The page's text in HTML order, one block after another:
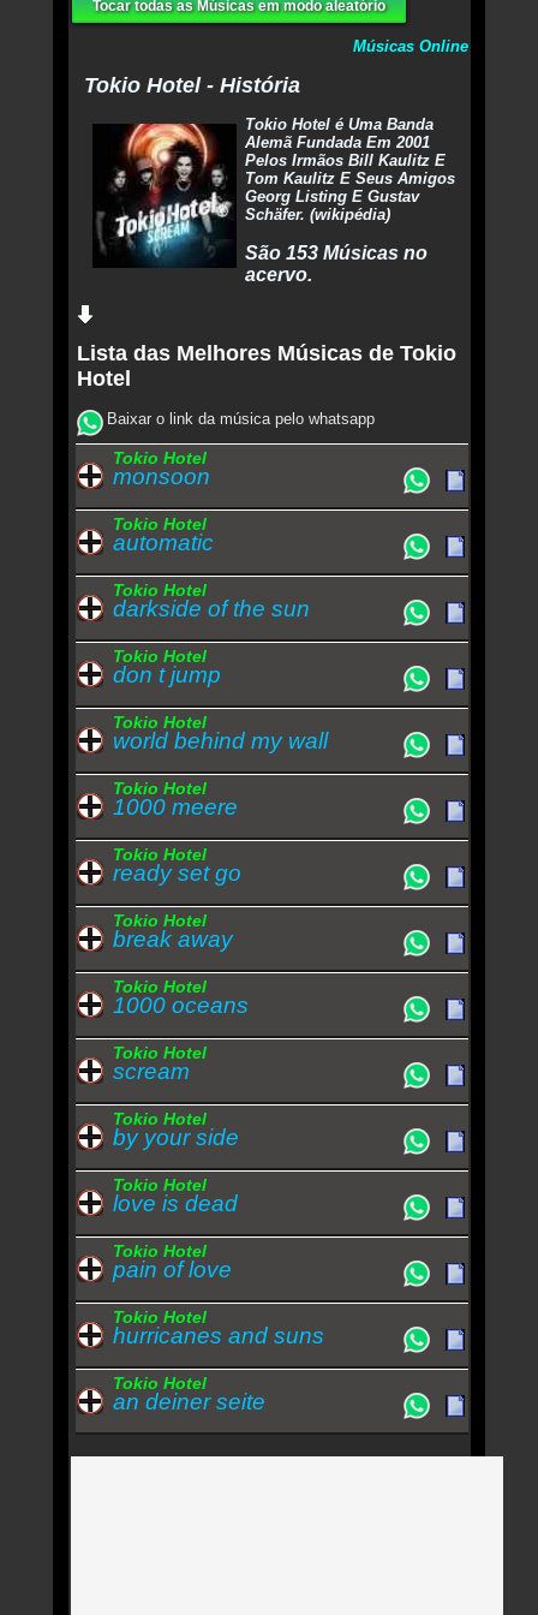
Tocar todas as Músicas em modo aleatório
Músicas Online
Tokio Hotel - História
Tokio Hotel é Uma Banda
Alemã Fundada Em 2001
Pelos Irmãos Bill Kaulitz E
Tom Kaulitz E Seus Amigos
Georg Listing E Gustav
Schäfer. (wikipédia)
São 153 Músicas no
acervo.
Lista das Melhores Músicas de Tokio
Hotel
Baixar o link da música pelo whatsapp
Tokio Hotel
monsoon
Tokio Hotel
automatic
Tokio Hotel
darkside of the sun
Tokio Hotel
don t jump
Tokio Hotel
world behind my wall
Tokio Hotel
1000 meere
Tokio Hotel
ready set go
Tokio Hotel
break away
Tokio Hotel
1000 oceans
Tokio Hotel
scream
Tokio Hotel
by your side
Tokio Hotel
love is dead
Tokio Hotel
pain of love
Tokio Hotel
hurricanes and suns
Tokio Hotel
an deiner seite